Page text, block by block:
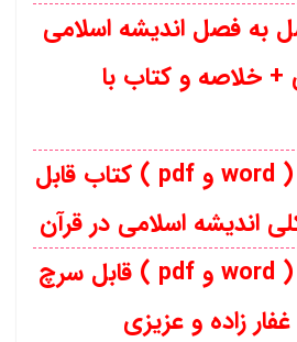
به فصل اندیشه اسلامی
+ خلاصه و کتاب با
ورد و پی دی اف ( word و pdf ) کتاب قابل
اندیشه اسلامی در قرآن
ورد و پی دی اف ( word و pdf ) قابل سرچ